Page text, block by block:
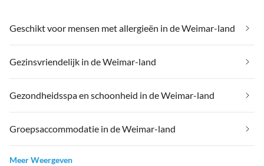
Geschikt voor mensen met allergieën in de Weimar-land
Gezinsvriendelijk in de Weimar-land
Gezondheidsspa en schoonheid in de Weimar-land
Groepsaccommodatie in de Weimar-land
Meer Weergeven